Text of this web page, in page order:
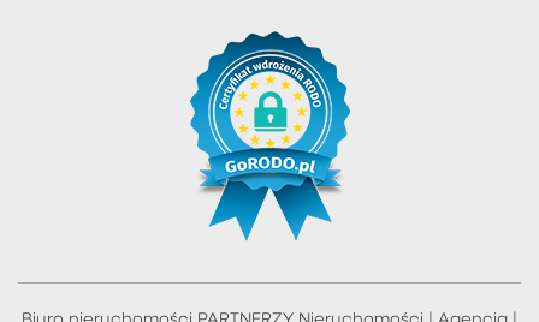
Biuro nieruchomości PARTNERZY Nieruchomości | Agencja |